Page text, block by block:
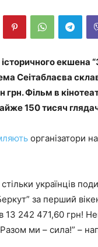
екшена
Сеітаблаєва
грн. Фільм в
150 тисяч
організатори
українців
за перший
13 242 471,60 грн!
ми – сила!” –